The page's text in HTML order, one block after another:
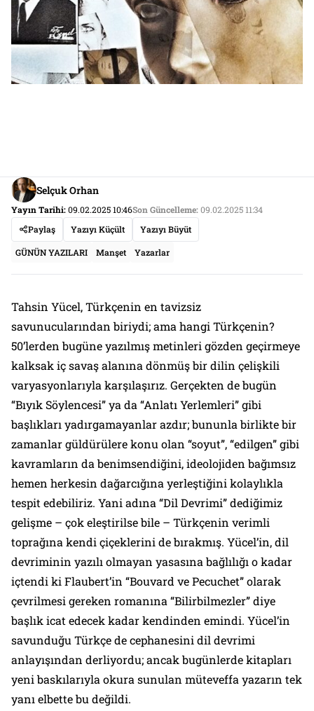
Selçuk Orhan
Yayın Tarihi:09.02.2025 10:46Son Güncelleme:09.02.2025 11:34
Paylaş
Yazıyı Küçült Yazıyı Büyüt
GÜNÜN YAZILARI Manşet Yazarlar
Tahsin Yücel, Türkçenin en tavizsiz
savunucularından biriydi; ama hangi Türkçenin?
50’lerden bugüne yazılmış metinleri gözden geçirmeye
kalksak iç savaş alanına dönmüş bir dilin çelişkili
varyasyonlarıyla karşılaşırız. Gerçekten de bugün
“Bıyık Söylencesi” ya da “Anlatı Yerlemleri” gibi
başlıkları yadırgamayanlar azdır; bununla birlikte bir
zamanlar güldürülere konu olan “soyut”, “edilgen” gibi
kavramların da benimsendiğini, ideolojiden bağımsız
hemen herkesin dağarcığına yerleştiğini kolaylıkla
tespit edebiliriz. Yani adına “Dil Devrimi” dediğimiz
gelişme – çok eleştirilse bile – Türkçenin verimli
toprağına kendi çiçeklerini de bırakmış. Yücel’in, dil
devriminin yazılı olmayan yasasına bağlılığı o kadar
içtendi ki Flaubert’in “Bouvard ve Pecuchet” olarak
çevrilmesi gereken romanına “Bilirbilmezler” diye
başlık icat edecek kadar kendinden emindi. Yücel’in
savunduğu Türkçe de cephanesini dil devrimi
anlayışından derliyordu; ancak bugünlerde kitapları
yeni baskılarıyla okura sunulan müteveffa yazarın tek
yanı elbette bu değildi.